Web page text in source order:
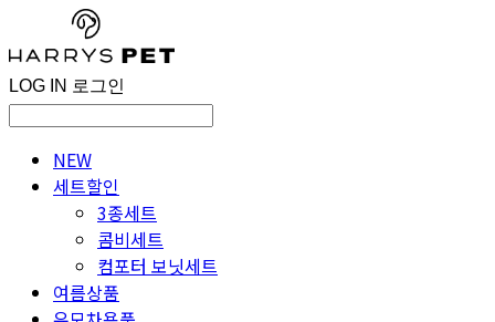
LOG IN 로그인
NEW
세트할인
3종세트
콤비세트
컴포터 보닛세트
여름상품